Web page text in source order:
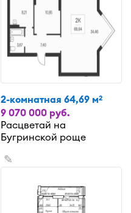
2-комнатная 64,69 м2
9 070 000 руб.
Расцветай на
Бугринской роще
✎